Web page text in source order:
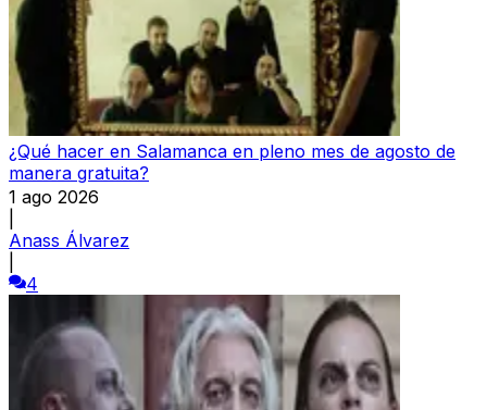
¿Qué hacer en Salamanca en pleno mes de agosto de
manera gratuita?
1 ago 2026
Anass Álvarez
4